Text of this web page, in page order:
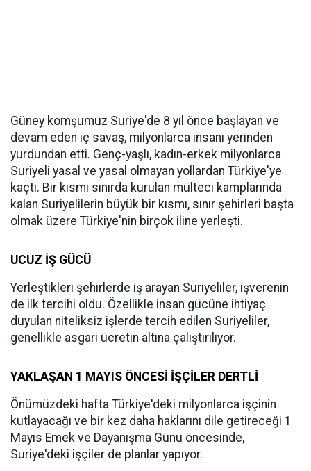
Güney komşumuz Suriye'de 8 yıl önce başlayan ve
devam eden iç savaş, milyonlarca insanı yerinden
yurdundan etti. Genç-yaşlı, kadın-erkek milyonlarca
Suriyeli yasal ve yasal olmayan yollardan Türkiye'ye
kaçtı. Bir kısmı sınırda kurulan mülteci kamplarında
kalan Suriyelilerin büyük bir kısmı, sınır şehirleri başta
olmak üzere Türkiye'nin birçok iline yerleşti.
UCUZ İŞ GÜCÜ
Yerleştikleri şehirlerde iş arayan Suriyeliler, işverenin
de ilk tercihi oldu. Özellikle insan gücüne ihtiyaç
duyulan niteliksiz işlerde tercih edilen Suriyeliler,
genellikle asgari ücretin altına çalıştırılıyor.
YAKLAŞAN 1 MAYIS ÖNCESİ İŞÇİLER DERTLİ
Önümüzdeki hafta Türkiye'deki milyonlarca işçinin
kutlayacağı ve bir kez daha haklarını dile getireceği 1
Mayıs Emek ve Dayanışma Günü öncesinde,
Suriye'deki işçiler de planlar yapıyor.